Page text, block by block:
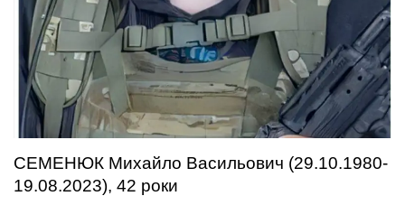
СЕМЕНЮК Михайло Васильович (29.10.1980-
19.08.2023), 42 роки